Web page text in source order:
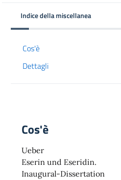
Indice della miscellanea
Cos'è
Dettagli
Cos'è
Ueber
Eserin und Eseridin.
Inaugural-Dissertation